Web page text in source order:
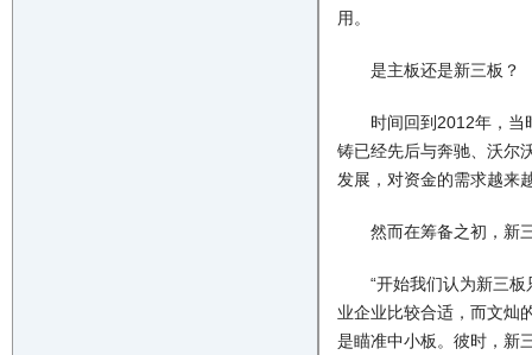
用。
是主板还是新三板？
时间回到2012年，当时
铸已经先后与奔驰、沃尔
发展，对资金的需求越来
然而在筹备之初，新三
“开始我们认为新三板
业企业比较合适，而文灿
是瞄准中小板。彼时，新